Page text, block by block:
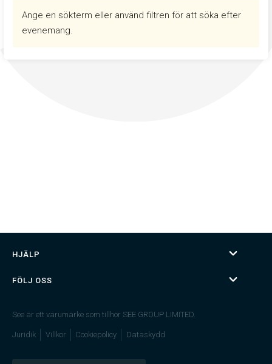
Ange en sökterm eller använd filtren för att söka efter
evenemang.
HJÄLP
FÖLJ OSS
See är ett varumärke som tillhör SEE GROUP LIMITED.
Juridik Villkor Cookiepolicy Dataskydd